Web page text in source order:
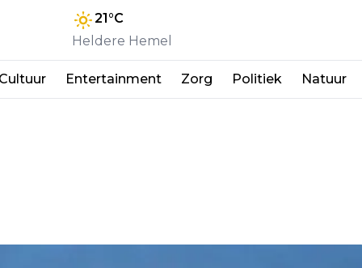
21°C
Heldere Hemel
Entertainment Zorg Politiek Natuur